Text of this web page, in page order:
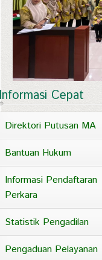
Cepat
Direktori Putusan MA
Bantuan Hukum
Informasi Pendaftaran
Perkara
Statistik Pengadilan
Pengaduan Pelayanan